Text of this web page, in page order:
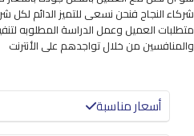
شركاء النجاح فنحن نسعى للتميز الدائم
متطلبات العميل وعمل الدراسة المطلوبه
والمنافسين من خلال تواجدهم على الأنترنت
أسعار مناسبة